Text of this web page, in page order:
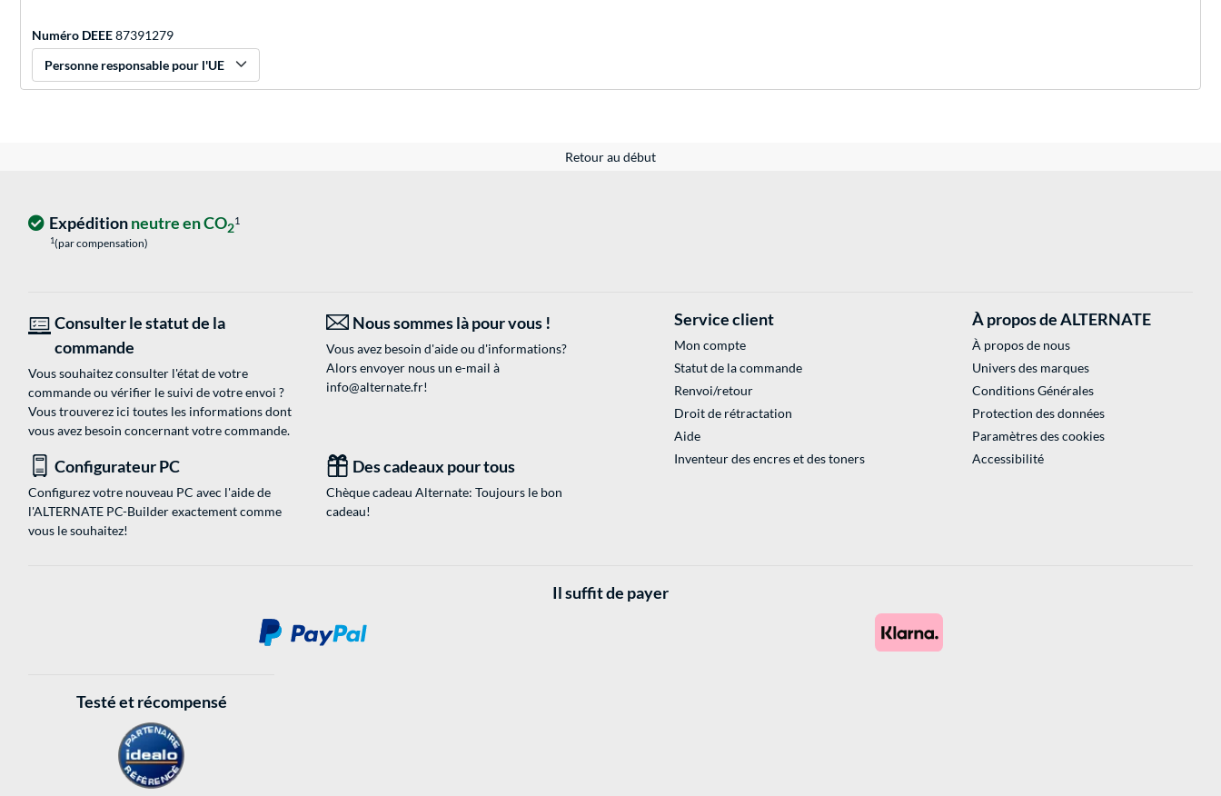
Numéro DEEE87391279
Personne responsable pour l'UE
Retour au début
Expéditionneutre en CO21
1(par compensation)
Consulter le statut de la
commande
Vous souhaitez consulter l'état de votre
commande ou vérifier le suivi de votre envoi ?
Vous trouverez ici toutes les informations dont
vous avez besoin concernant votre commande.
Nous sommes là pour vous !
Vous avez besoin d'aide ou d'informations?
Alors envoyer nous un e-mail à
info@alternate.fr!
Configurateur PC
Configurez votre nouveau PC avec l'aide de
l'ALTERNATE PC-Builder exactement comme
vous le souhaitez!
Des cadeaux pour tous
Chèque cadeau Alternate: Toujours le bon
cadeau!
Service client
Mon compte
Statut de la commande
Renvoi/retour
Droit de rétractation
Aide
Inventeur des encres et des toners
À propos de ALTERNATE
À propos de nous
Univers des marques
Conditions Générales
Protection des données
Paramètres des cookies
Accessibilité
Il suffit de payer
Testé et récompensé